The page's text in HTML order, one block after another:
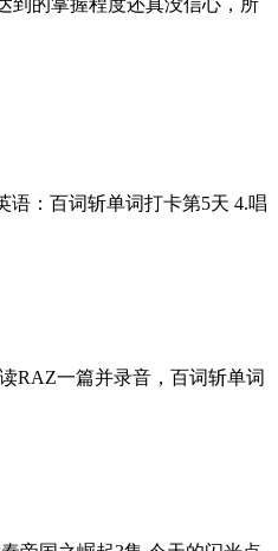
语：百词斩单词打卡第5天 4.唱
RAZ一篇并录音，百词斩单词